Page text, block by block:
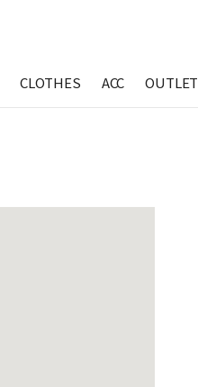
CLOTHES ACC OUTLET